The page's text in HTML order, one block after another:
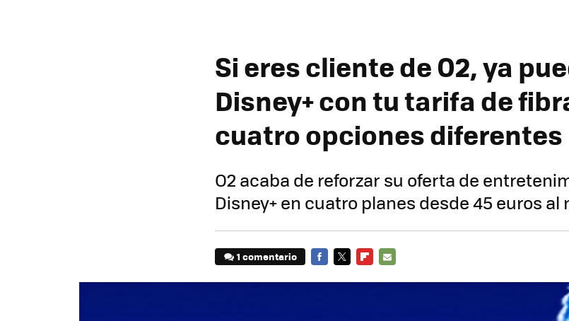
Si eres cliente de O2, ya
Disney+ con tu tarifa de
cuatro opciones diferentes
O2 acaba de reforzar su oferta de
Disney+ en cuatro planes desde 45 euros al
1 comentario